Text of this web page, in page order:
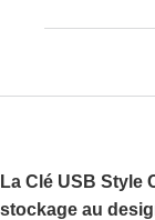
La Clé USB Style
stockage au